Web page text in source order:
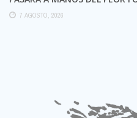
POSIBLE:
7 AGOSTO, 2026